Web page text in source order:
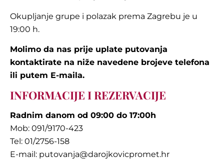
Okupljanje grupe i polazak prema Zagrebu je u
19:00 h.
Molimo da nas prije uplate putovanja
kontaktirate na niže navedene brojeve telefona
ili putem E-maila.
INFORMACIJE I REZERVACIJE
Radnim danom od 09:00 do 17:00h
Mob: 091/9170-423
Tel: 01/2756-158
E-mail: putovanja@darojkovicpromet.hr